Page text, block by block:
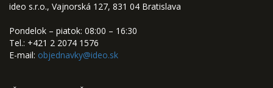
ideo s.r.o., Vajnorská 127, 831 04 Bratislava
Pondelok – piatok: 08:00 – 16:30
Tel.: +421 2 2074 1576
E-mail: objednavky@ideo.sk